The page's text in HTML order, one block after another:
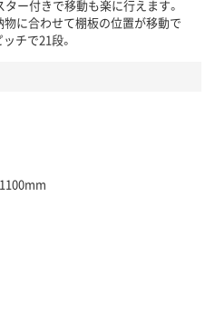
ー付きで移動も楽に行えます。
に合わせて棚板の位置が移動で
チで21段。